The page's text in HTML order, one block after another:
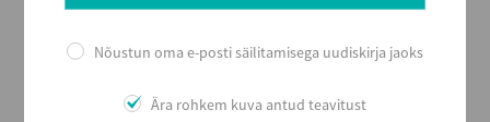
0,5
6
Nõustun oma e-posti säilitamisega uudiskirja jaoks
Ära rohkem kuva antud teavitust